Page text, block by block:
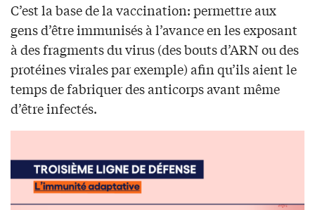
C’est la base de la vaccination: permettre aux
gens d’être immunisés à l’avance en les exposant
à des fragments du virus (des bouts d’ARN ou des
protéines virales par exemple) afin qu’ils aient le
temps de fabriquer des anticorps avant même
d’être infectés.